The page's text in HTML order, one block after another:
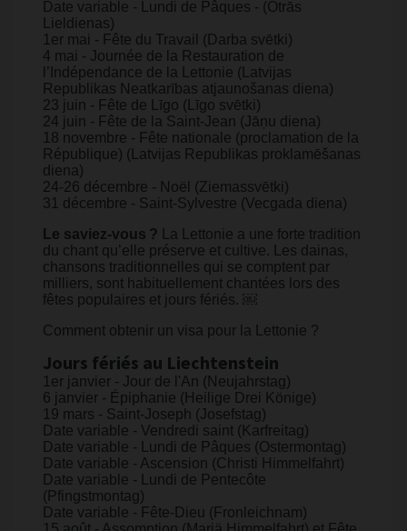
Date variable - Lundi de Pâques - (Otrās
Lieldienas)
1er mai - Fête du Travail (Darba svētki)
4 mai - Journée de la Restauration de
l’Indépendance de la Lettonie (Latvijas
Republikas Neatkarības atjaunošanas diena)
23 juin - Fête de Līgo (Līgo svētki)
24 juin - Fête de la Saint-Jean (Jāņu diena)
18 novembre - Fête nationale (proclamation de la
République) (Latvijas Republikas proklamēšanas
diena)
24-26 décembre - Noël (Ziemassvētki)
31 décembre - Saint-Sylvestre (Vecgada diena)
Le saviez-vous ?
La Lettonie a une forte tradition
du chant qu’elle préserve et cultive. Les dainas,
chansons traditionnelles qui se comptent par
milliers, sont habituellement chantées lors des
fêtes populaires et jours fériés. ​​￼​
Comment obtenir un visa pour la Lettonie ? ​​
Jours fériés au Liechtenstein
1er janvier - Jour de l'An (Neujahrstag)
6 janvier - Épiphanie (Heilige Drei Könige)
19 mars - Saint-Joseph (Josefstag)
Date variable - Vendredi saint (Karfreitag)
Date variable - Lundi de Pâques (Ostermontag)
Date variable - Ascension (Christi Himmelfahrt)
Date variable - Lundi de Pentecôte
(Pfingstmontag)
Date variable - Fête-Dieu (Fronleichnam)